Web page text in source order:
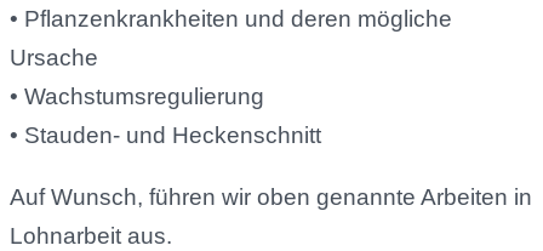
• Pflanzenkrankheiten und deren mögliche
Ursache
• Wachstumsregulierung
• Stauden- und Heckenschnitt
Auf Wunsch, führen wir oben genannte Arbeiten in
Lohnarbeit aus.